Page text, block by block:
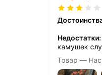
Недостатки:
камушек
Товар —